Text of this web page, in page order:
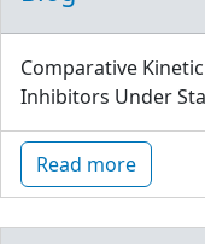
Comparative
Inhibitors Under
Read more